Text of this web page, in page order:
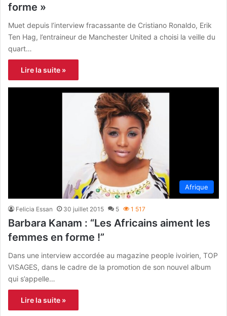
forme »
Muet depuis l’interview fracassante de Cristiano Ronaldo, Erik
Ten Hag, l’entraineur de Manchester United a choisi la veille du
quart…
Lire la suite »
Afrique
Felicia Essan 30 juillet 2015 5 1 517
Barbara Kanam : “Les Africains aiment les
femmes en forme !”
Dans une interview accordée au magazine people ivoirien, TOP
VISAGES, dans le cadre de la promotion de son nouvel album
qui s’appelle…
Lire la suite »